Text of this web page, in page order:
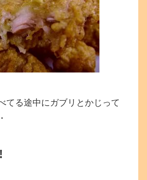
てる途中にガブリとかじって